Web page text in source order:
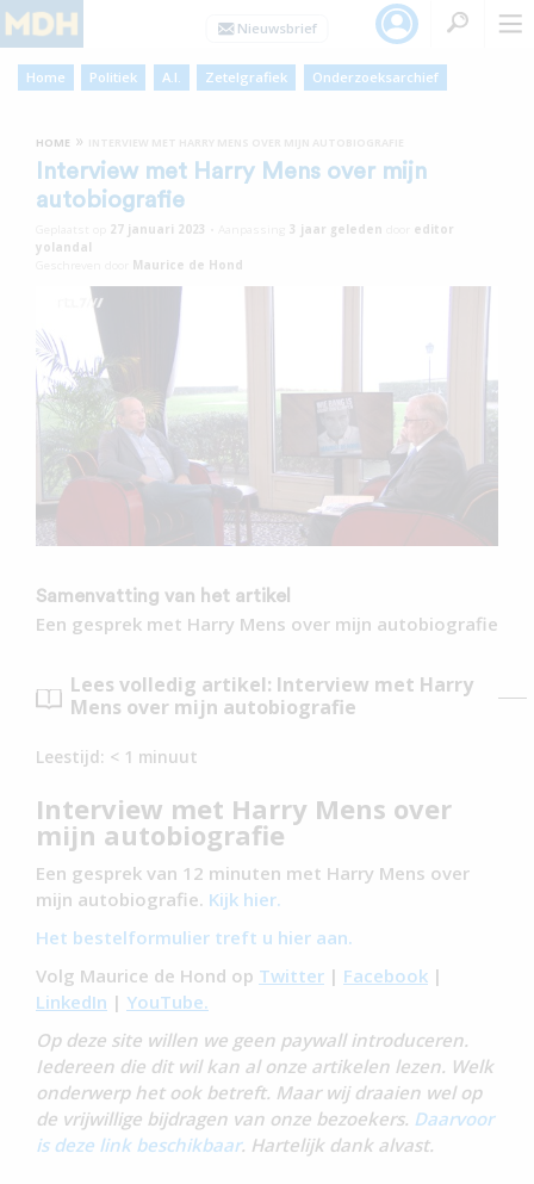
Home Politiek A.I. Zetelgrafiek Onderzoeksarchief
HOME »
Interview met Harry Mens over mijn
autobiografie
27 januari 2023 3 jaar geleden
editor
yolandal
Maurice de Hond
Samenvatting van het artikel
Een gesprek met Harry Mens over mijn autobiografie
Lees volledig artikel: Interview met Harry
Mens over mijn autobiografie
Leestijd: < 1 minuut
Interview met Harry Mens over
mijn autobiografie
Een gesprek van 12 minuten met Harry Mens over
mijn autobiografie. Kijk hier.
Het bestelformulier treft u hier aan.
Volg Maurice de Hond op Twitter | Facebook |
LinkedIn | YouTube.
Op deze site willen we geen paywall introduceren.
Iedereen die dit wil kan al onze artikelen lezen. Welk
onderwerp het ook betreft. Maar wij draaien wel op
de vrijwillige bijdragen van onze bezoekers. Daarvoor
is deze link beschikbaar. Hartelijk dank alvast.